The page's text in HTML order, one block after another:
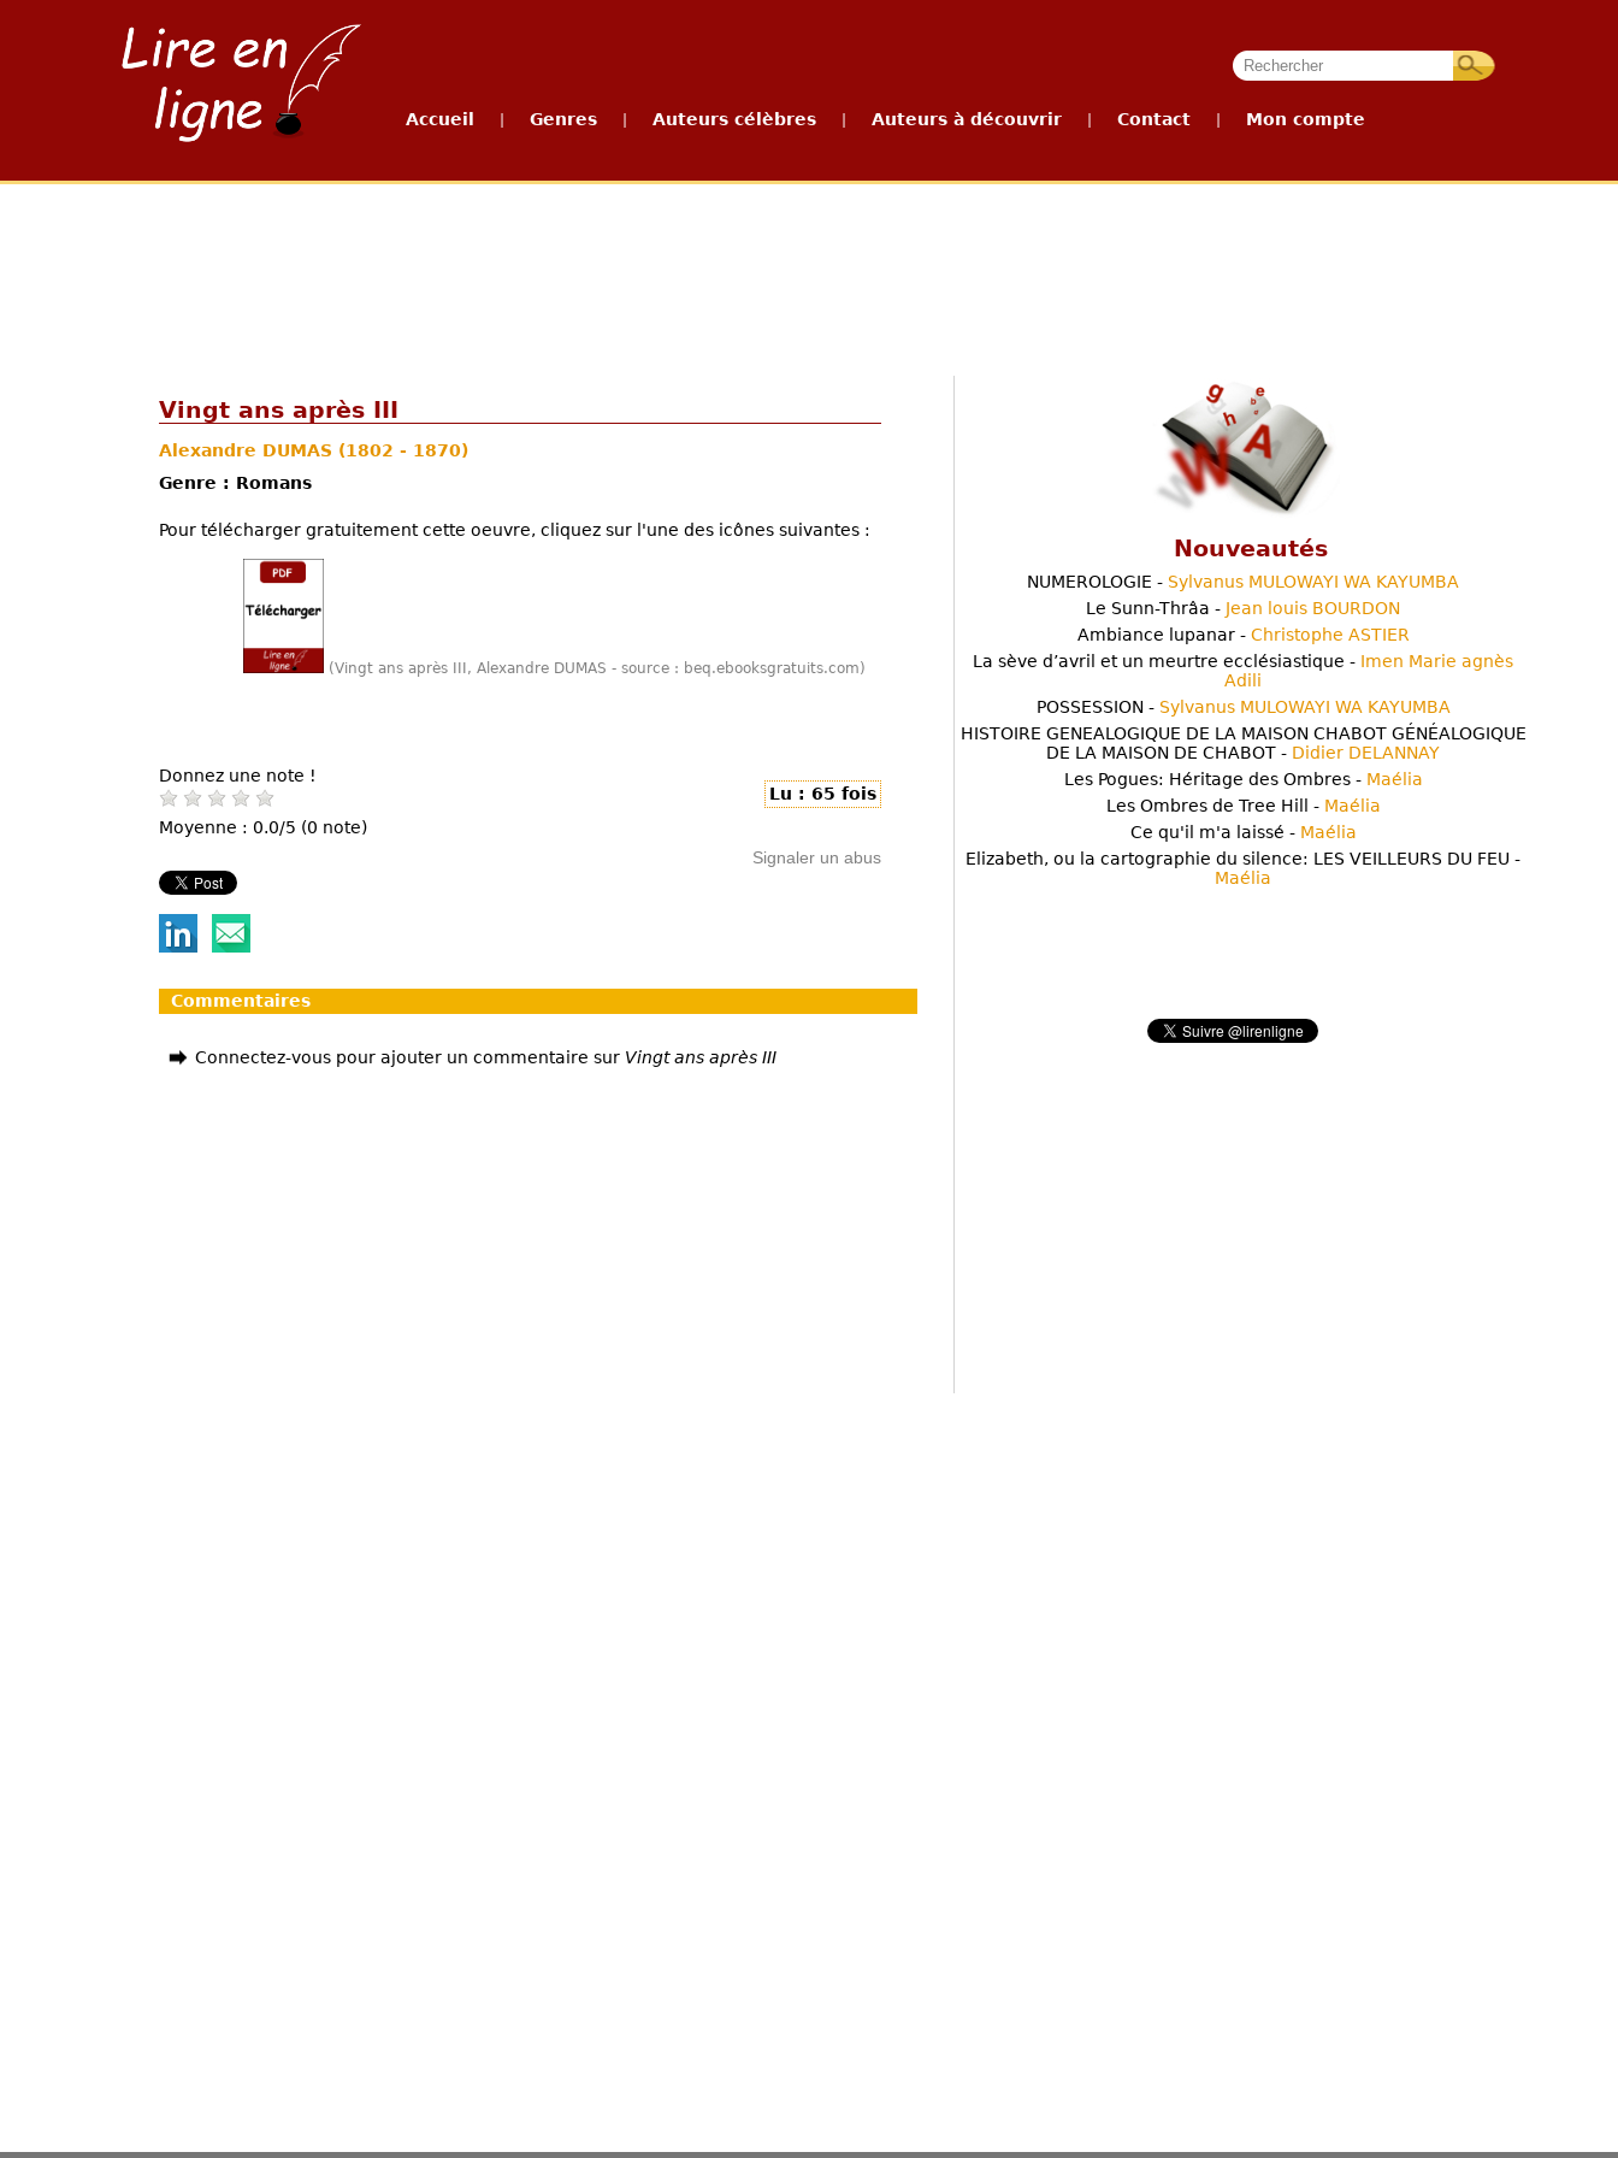
Accueil Genres Auteurs célèbres Auteurs à découvrir Contact Mon compte
Vingt ans après III
Alexandre DUMAS (1802 - 1870)
Genre : Romans
Pour télécharger gratuitement cette oeuvre, cliquez sur l'une des icônes suivantes :
(Vingt ans après III, Alexandre DUMAS - source : beq.ebooksgratuits.com)
Donnez une note !
Moyenne : 0.0/5 (0 note)
Lu : 65 fois
Signaler un abus
Commentaires
Connectez-vous pour ajouter un commentaire sur Vingt ans après III
Nouveautés
NUMEROLOGIE - Sylvanus MULOWAYI WA KAYUMBA
Le Sunn-Thrâa - Jean louis BOURDON
Ambiance lupanar - Christophe ASTIER
La sève d’avril et un meurtre ecclésiastique - Imen Marie agnès
Adili
POSSESSION - Sylvanus MULOWAYI WA KAYUMBA
HISTOIRE GENEALOGIQUE DE LA MAISON CHABOT GÉNÉALOGIQUE
DE LA MAISON DE CHABOT - Didier DELANNAY
Les Pogues: Héritage des Ombres - Maélia
Les Ombres de Tree Hill - Maélia
Ce qu'il m'a laissé - Maélia
Elizabeth, ou la cartographie du silence: LES VEILLEURS DU FEU -
Maélia